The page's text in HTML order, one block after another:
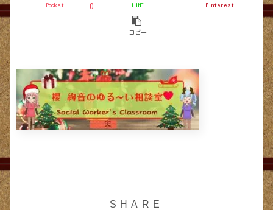
Pocket 0 LINE Pinterest
コピー